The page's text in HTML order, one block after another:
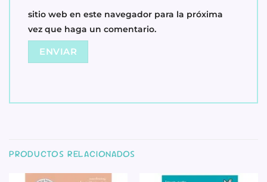
sitio web en este navegador para la próxima
vez que haga un comentario.
PRODUCTOS RELACIONADOS